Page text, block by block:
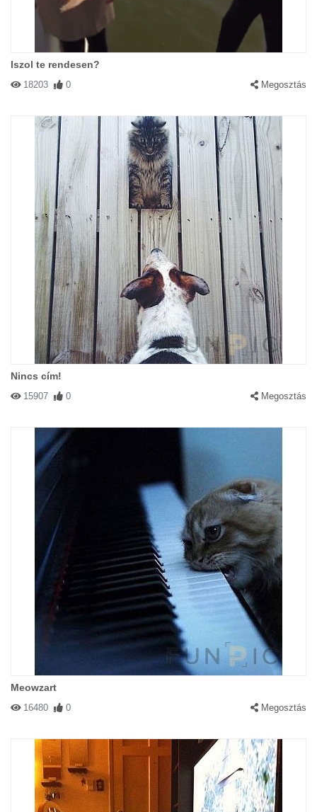
Iszol te rendesen?
18203 0 Megosztás
Nincs cím!
15907 0 Megosztás
Meowzart
16480 0 Megosztás